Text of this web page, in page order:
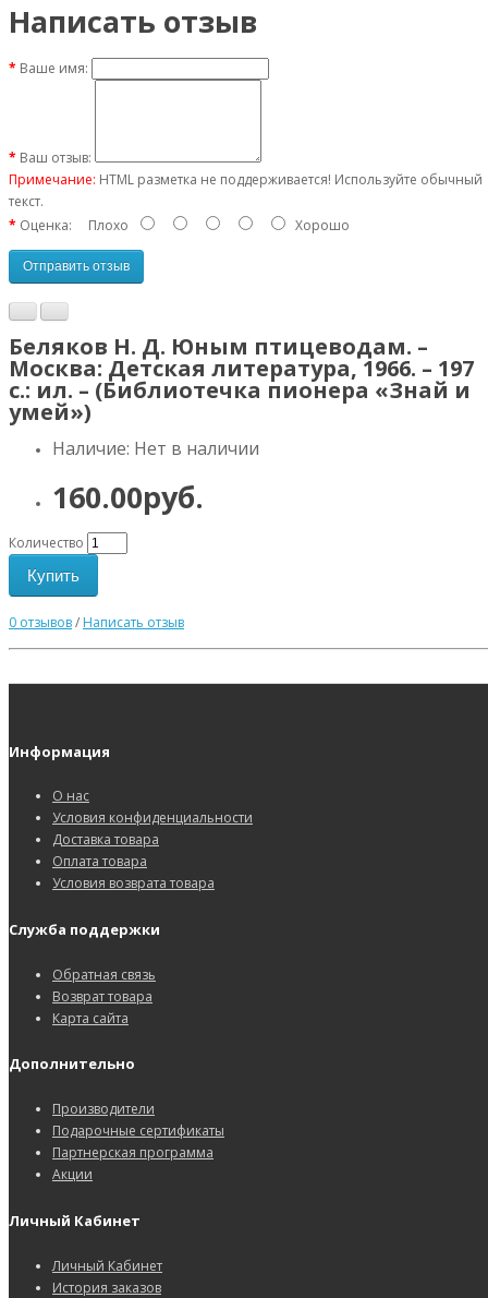
Написать отзыв
Ваше имя:
Ваш отзыв:
Примечание: HTML разметка не поддерживается! Используйте обычный
текст.
Оценка: Плохо Хорошо
Отправить отзыв
Беляков Н. Д. Юным птицеводам. –
Москва: Детская литература, 1966. – 197
с.: ил. – (Библиотечка пионера «Знай и
умей»)
Наличие: Нет в наличии
160.00руб.
Количество
Купить
0 отзывов/ Написать отзыв
Информация
О нас
Условия конфиденциальности
Доставка товара
Оплата товара
Условия возврата товара
Служба поддержки
Обратная связь
Возврат товара
Карта сайта
Дополнительно
Производители
Подарочные сертификаты
Партнерская программа
Акции
Личный Кабинет
Личный Кабинет
История заказов